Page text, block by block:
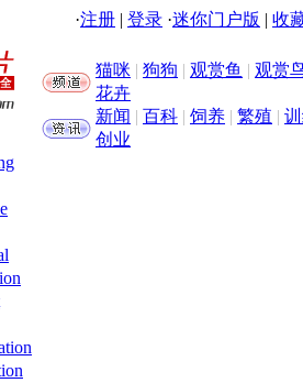
·注册 | 登录 ·迷你门户版 | 收
猫咪 | 狗狗 | 观赏鱼 | 观赏
花卉
新闻 | 百科 | 饲养 | 繁殖 |
创业